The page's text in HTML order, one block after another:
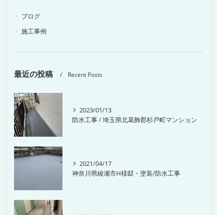
ブログ
施工事例
最近の投稿 Recent Posts
2023/01/13
防水工事 / 埼玉県北葛飾郡杉戸町マンション
2021/04/17
神奈川県綾瀬市H様邸・塗装/防水工事